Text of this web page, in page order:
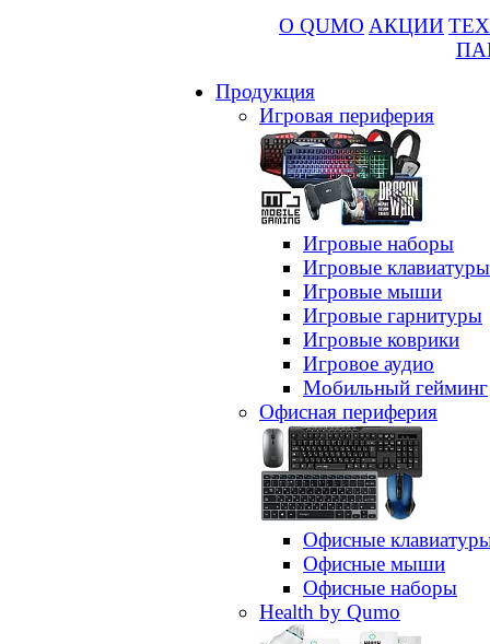
О QUMO АКЦИИ
Продукция
Игровая периферия
Игровые наборы
Игровые клавиатуры
Игровые мыши
Игровые гарнитуры
Игровые коврики
Игровое аудио
Мобильный гейминг
Офисная периферия
Офисные
Офисные мыши
Офисные наборы
Health by Qumo